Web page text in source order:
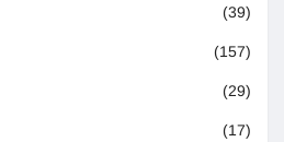
(39)
(157)
(29)
(17)